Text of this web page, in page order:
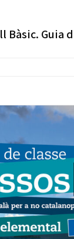
Bàsic. Guia